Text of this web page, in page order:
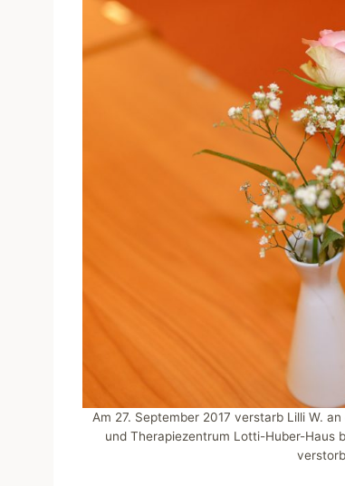
Am 27. September 2017 verstarb Lilli W.
und Therapiezentrum Lotti-Huber-Haus